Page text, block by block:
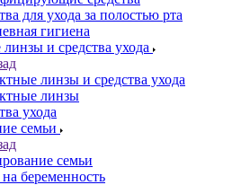
для ухода за полостью рта
гигиена
и средства ухода
линзы и средства ухода
линзы
ухода
семьи
семьи
беременность